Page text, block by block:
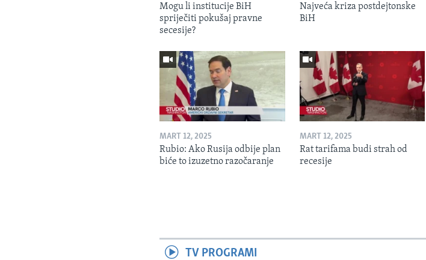
Mogu li institucije BiH
spriječiti pokušaj pravne
secesije?
Najveća kriza postdejtonske
BiH
MART 12, 2025
Rubio: Ako Rusija odbije plan
biće to izuzetno razočaranje
MART 12, 2025
Rat tarifama budi strah od
recesije
TV PROGRAMI